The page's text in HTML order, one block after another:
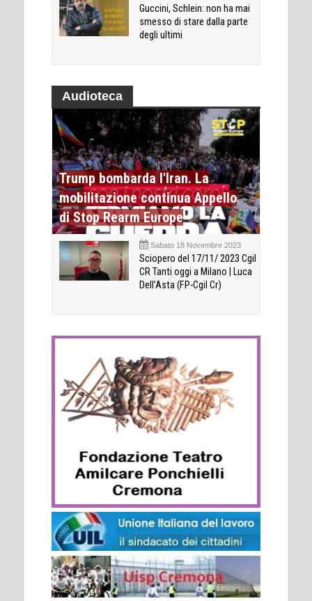
Guccini, Schlein: non ha mai
smesso di stare dalla parte
degli ultimi
Audioteca
Trump bombarda l'Iran. La
mobilitazione continua Appello
di Stop Rearm Europe
Sabato 18 Novembre 2023
Sciopero del 17/11/ 2023 Cgil
CR Tanti oggi a Milano | Luca
Dell’Asta (FP-Cgil Cr)